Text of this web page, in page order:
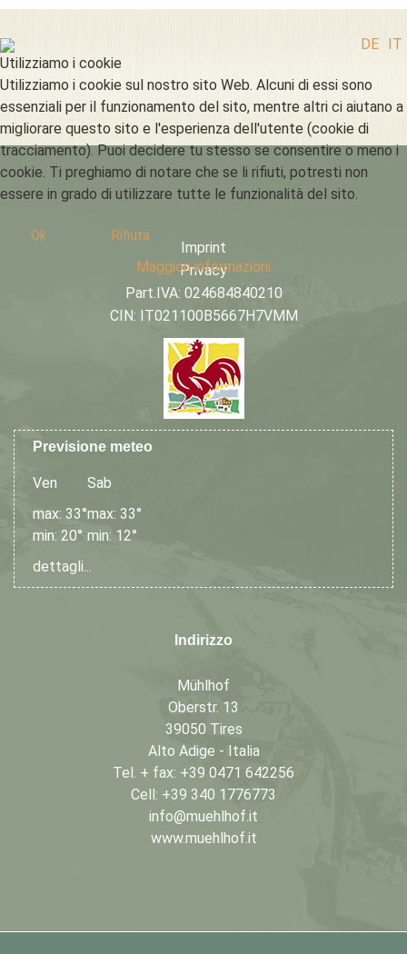
Imprint
Privacy
Part.IVA: 024684840210
CIN: IT021100B5667H7VMM
Previsione meteo
Ven
Sab
max: 33°
min: 20°
max: 33°
min: 12°
dettagli...
Indirizzo
Mühlhof
Oberstr. 13
39050 Tires
Alto Adige - Italia
Tel. + fax: +39 0471 642256
Cell: +39 340 1776773
info@muehlhof.it
www.muehlhof.it
Utilizziamo i cookie
DE IT
Utilizziamo i cookie sul nostro sito Web. Alcuni di essi sono
essenziali per il funzionamento del sito, mentre altri ci aiutano a
migliorare questo sito e l'esperienza dell'utente (cookie di
tracciamento). Puoi decidere tu stesso se consentire o meno i
cookie. Ti preghiamo di notare che se li rifiuti, potresti non
essere in grado di utilizzare tutte le funzionalità del sito.
Ok Rifiuta
Maggiori informazioni